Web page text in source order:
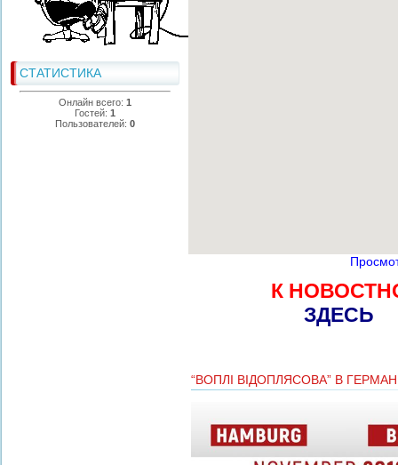
СТАТИСТИКА
Онлайн всего: 1
Гостей: 1
Пользователей: 0
К
ЗДЕСЬ
“ВОПЛІ ВІДОПЛЯСОВА” В